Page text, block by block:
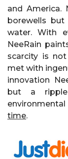
and America.
borewells
water. With
NeeRain
scarcity is
met with
innovation
but a
time.